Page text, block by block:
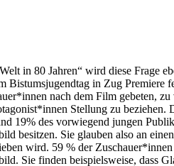
in 80 Jahren“ wird diese Frage
Bistumsjugendtag in Zug Premiere
nach dem Film gebeten, zu
Stellung zu beziehen.
19% des vorwiegend jungen
besitzen. Sie glauben also an
wird. 59 % der
Sie finden beispielsweise, dass